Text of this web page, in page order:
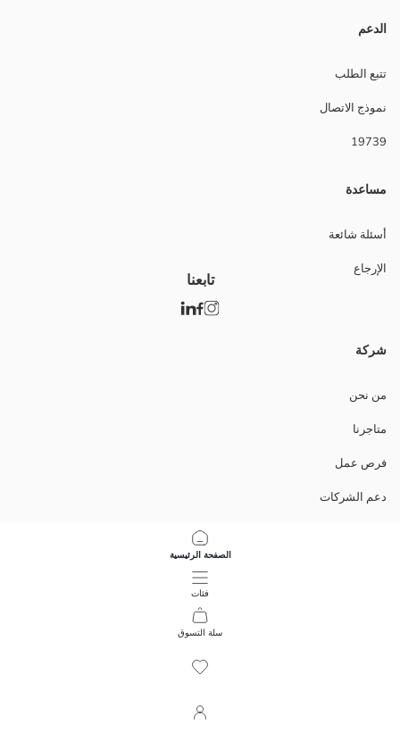
الصفحة الرئيسية
فئات
سلة التسوق
الدعم
تتبع الطلب
نموذج الاتصال
19739
مساعدة
أسئلة شائعة
الإرجاع
شركة
من نحن
متاجرنا
فرص عمل
دعم الشركات
تابعنا